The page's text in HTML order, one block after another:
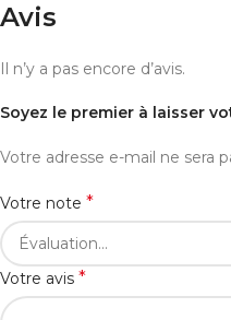
Avis
Il n’y a pas encore d’avis.
Soyez le premier à laisser
Votre adresse e-mail ne sera
Votre note *
Votre avis *